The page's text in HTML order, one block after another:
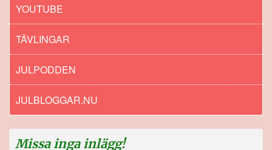
YOUTUBE
TÄVLINGAR
JULPODDEN
JULBLOGGAR.NU
Missa inga inlägg!